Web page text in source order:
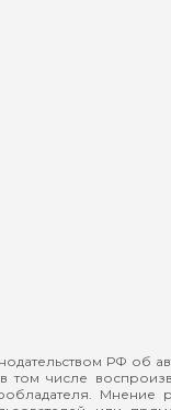
РФ об
числе
Мнение